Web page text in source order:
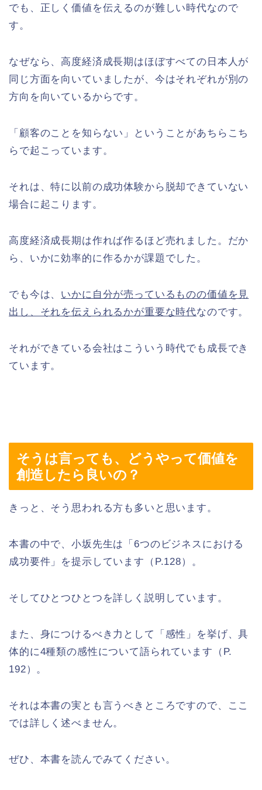
でも、正しく価値を伝えるのが難しい時代なので
す。
なぜなら、高度経済成長期はほぼすべての日本人が
同じ方面を向いていましたが、今はそれぞれが別の
方向を向いているからです。
「顧客のことを知らない」ということがあちらこち
らで起こっています。
それは、特に以前の成功体験から脱却できていない
場合に起こります。
高度経済成長期は作れば作るほど売れました。だか
ら、いかに効率的に作るかが課題でした。
でも今は、 いかに自分が売っているものの価値を見
出し、それを伝えられるかが重要な時代なのです。
それができている会社はこういう時代でも成長でき
ています。
そうは言っても、どうやって価値を
創造したら良いの？
きっと、そう思われる方も多いと思います。
本書の中で、小坂先生は「6つのビジネスにおける
成功要件」を提示しています（P.128）。
そしてひとつひとつを詳しく説明しています。
また、身につけるべき力として「感性」を挙げ、具
体的に4種類の感性について語られています（P.
192）。
それは本書の実とも言うべきところですので、ここ
では詳しく述べません。
ぜひ、本書を読んでみてください。